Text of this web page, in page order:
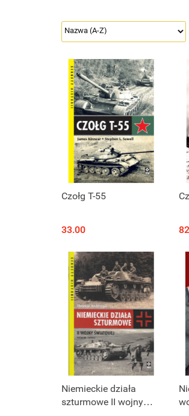
Czołg T-55
33.00
Niemieckie działa
szturmowe II wojny